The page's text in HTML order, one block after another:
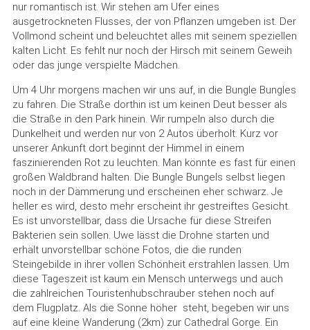
nur romantisch ist. Wir stehen am Ufer eines
ausgetrockneten Flusses, der von Pflanzen umgeben ist. Der
Vollmond scheint und beleuchtet alles mit seinem speziellen
kalten Licht. Es fehlt nur noch der Hirsch mit seinem Geweih
oder das junge verspielte Mädchen.
Um 4 Uhr morgens machen wir uns auf, in die Bungle Bungles
zu fahren. Die Straße dorthin ist um keinen Deut besser als
die Straße in den Park hinein. Wir rumpeln also durch die
Dunkelheit und werden nur von 2 Autos überholt. Kurz vor
unserer Ankunft dort beginnt der Himmel in einem
faszinierenden Rot zu leuchten. Man könnte es fast für einen
großen Waldbrand halten. Die Bungle Bungels selbst liegen
noch in der Dämmerung und erscheinen eher schwarz. Je
heller es wird, desto mehr erscheint ihr gestreiftes Gesicht.
Es ist unvorstellbar, dass die Ursache für diese Streifen
Bakterien sein sollen. Uwe lässt die Drohne starten und
erhält unvorstellbar schöne Fotos, die die runden
Steingebilde in ihrer vollen Schönheit erstrahlen lassen. Um
diese Tageszeit ist kaum ein Mensch unterwegs und auch
die zahlreichen Touristenhubschrauber stehen noch auf
dem Flugplatz. Als die Sonne höher steht, begeben wir uns
auf eine kleine Wanderung (2km) zur Cathedral Gorge. Ein